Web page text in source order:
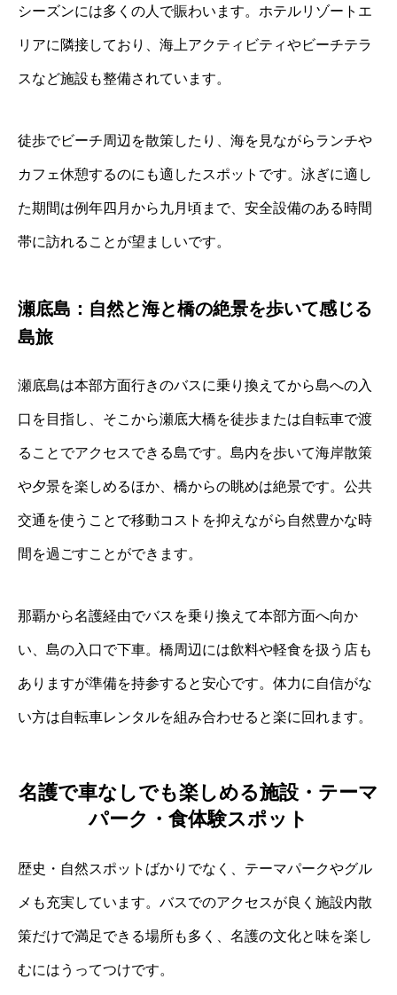
シーズンには多くの人で賑わいます。ホテルリゾートエ
リアに隣接しており、海上アクティビティやビーチテラ
スなど施設も整備されています。
徒歩でビーチ周辺を散策したり、海を見ながらランチや
カフェ休憩するのにも適したスポットです。泳ぎに適し
た期間は例年四月から九月頃まで、安全設備のある時間
帯に訪れることが望ましいです。
瀬底島：自然と海と橋の絶景を歩いて感じる
島旅
瀬底島は本部方面行きのバスに乗り換えてから島への入
口を目指し、そこから瀬底大橋を徒歩または自転車で渡
ることでアクセスできる島です。島内を歩いて海岸散策
や夕景を楽しめるほか、橋からの眺めは絶景です。公共
交通を使うことで移動コストを抑えながら自然豊かな時
間を過ごすことができます。
那覇から名護経由でバスを乗り換えて本部方面へ向か
い、島の入口で下車。橋周辺には飲料や軽食を扱う店も
ありますが準備を持参すると安心です。体力に自信がな
い方は自転車レンタルを組み合わせると楽に回れます。
名護で車なしでも楽しめる施設・テーマ
パーク・食体験スポット
歴史・自然スポットばかりでなく、テーマパークやグル
メも充実しています。バスでのアクセスが良く施設内散
策だけで満足できる場所も多く、名護の文化と味を楽し
むにはうってつけです。